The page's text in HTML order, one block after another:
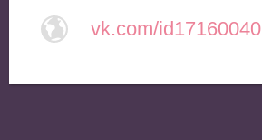
vk.com/id17160040